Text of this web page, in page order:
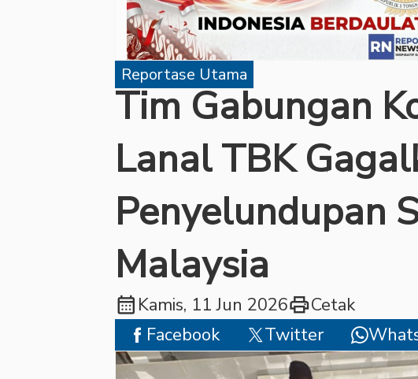
Reportase Utama
Tim Gabungan
Lanal TBK
Penyelundupan
Malaysia
calendar_month Kamis, 11 Jun 2026printCetak
Facebook
Twitter